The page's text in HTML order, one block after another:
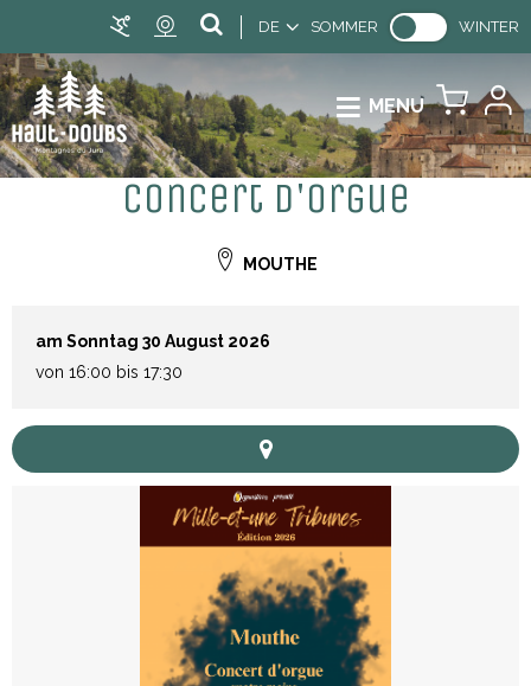
DE SOMMER WINTER
MENU
Concert d'orgue
MOUTHE
am Sonntag 30 August 2026
von 16:00 bis 17:30